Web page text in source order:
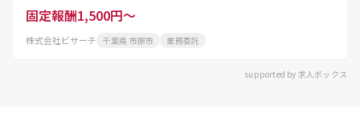
固定報酬1,500円～
株式会社ビサーチ 千葉県 市原市 業務委託
supported by 求人ボックス